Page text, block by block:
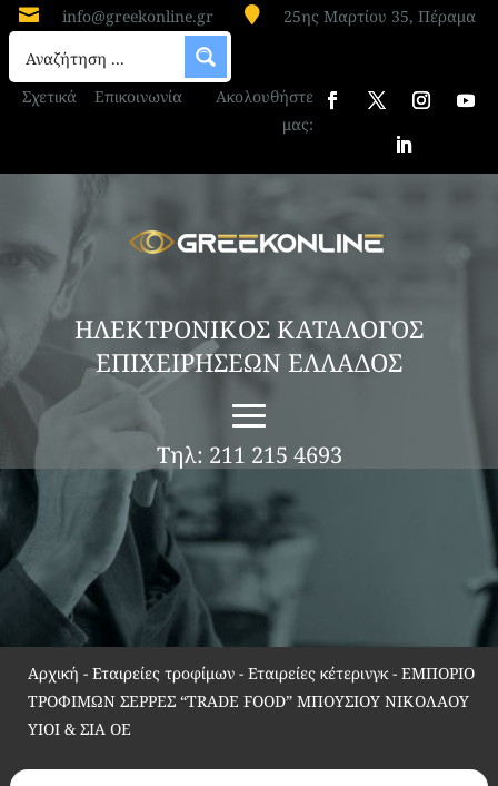
 info@greekonline.gr  25ης Μαρτίου 35, Πέραμα
Σχετικά Επικοινωνία
Ακολουθήστε
μας:
ΗΛΕΚΤΡΟΝΙΚΟΣ ΚΑΤΑΛΟΓΟΣ
ΕΠΙΧΕΙΡΗΣΕΩΝ ΕΛΛΑΔΟΣ
Τηλ: 211 215 4693
Αρχική - Εταιρείες τροφίμων - Εταιρείες κέτερινγκ- ΕΜΠΟΡΙΟ
ΤΡΟΦΙΜΩΝ ΣΕΡΡΕΣ “TRADE FOOD” ΜΠΟΥΣΙΟΥ ΝΙΚΟΛΑΟΥ
ΥΙΟΙ & ΣΙΑ ΟΕ